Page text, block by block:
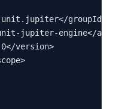
groupId>
jupiter-engine</
version>